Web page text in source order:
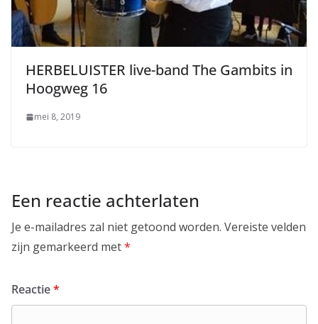
HERBELUISTER live-band The Gambits in
Hoogweg 16
mei 8, 2019
Een reactie achterlaten
Je e-mailadres zal niet getoond worden. Vereiste velden
zijn gemarkeerd met*
Reactie*